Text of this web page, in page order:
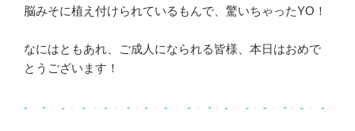
脳みそに植え付けられているもんで、驚いちゃったYO！
なにはともあれ、ご成人になられる皆様、本日はおめで
とうございます！